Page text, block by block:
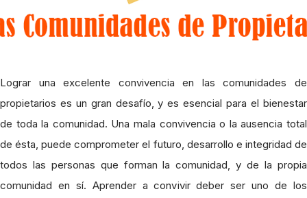
Lograr una excelente convivencia en las comunidades de
propietarios es un gran desafío, y es esencial para el bienestar
de toda la comunidad. Una mala convivencia o la ausencia total
de ésta, puede comprometer el futuro, desarrollo e integridad de
todos las personas que forman la comunidad, y de la propia
comunidad en sí. Aprender a convivir deber ser uno de los